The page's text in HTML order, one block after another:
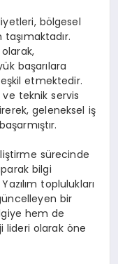
bölgesel
başarılara
etmektedir.
teknik servis
geleneksel iş
sürecinde
bilgi
toplulukları
bir
hem de
lideri olarak öne